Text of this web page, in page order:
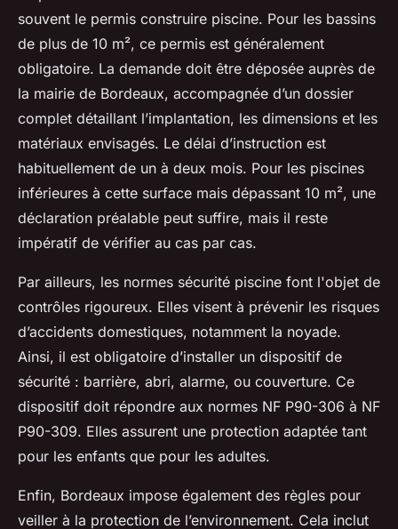
souvent le permis construire piscine. Pour les bassins
de plus de 10 m², ce permis est généralement
obligatoire. La demande doit être déposée auprès de
la mairie de Bordeaux, accompagnée d’un dossier
complet détaillant l’implantation, les dimensions et les
matériaux envisagés. Le délai d’instruction est
habituellement de un à deux mois. Pour les piscines
inférieures à cette surface mais dépassant 10 m², une
déclaration préalable peut suffire, mais il reste
impératif de vérifier au cas par cas.
Par ailleurs, les normes sécurité piscine font l'objet de
contrôles rigoureux. Elles visent à prévenir les risques
d’accidents domestiques, notamment la noyade.
Ainsi, il est obligatoire d’installer un dispositif de
sécurité : barrière, abri, alarme, ou couverture. Ce
dispositif doit répondre aux normes NF P90-306 à NF
P90-309. Elles assurent une protection adaptée tant
pour les enfants que pour les adultes.
Enfin, Bordeaux impose également des règles pour
veiller à la protection de l’environnement. Cela inclut